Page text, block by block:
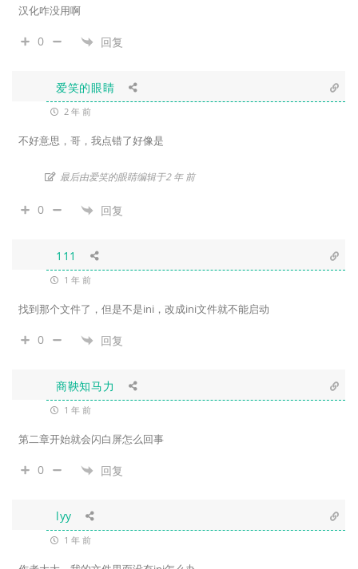
汉化咋没用啊
0 回复
爱笑的眼睛
2 年 前
不好意思，哥，我点错了好像是
最后由爱笑的眼睛编辑于2 年 前
0 回复
111
1 年 前
找到那个文件了，但是不是ini，改成ini文件就不能启动
0 回复
商鞅知马力
1 年 前
第二章开始就会闪白屏怎么回事
0 回复
lyy
1 年 前